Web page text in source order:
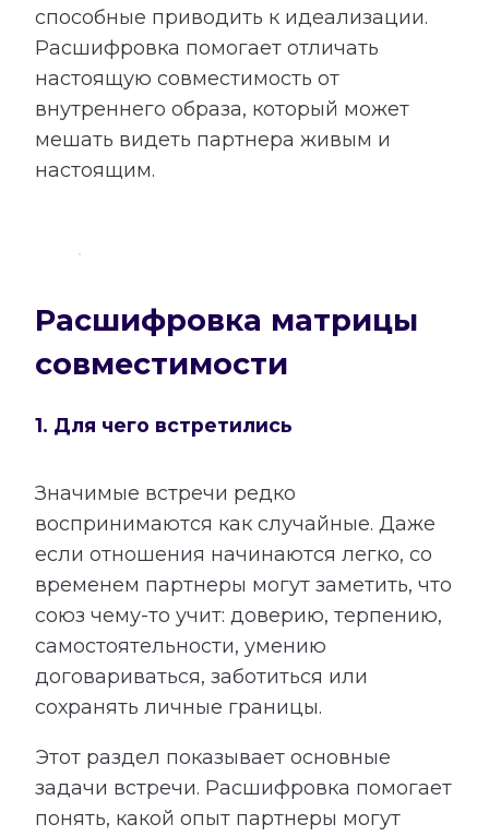
способные приводить к идеализации.
Расшифровка помогает отличать
настоящую совместимость от
внутреннего образа, который может
мешать видеть партнера живым и
настоящим.
Расшифровка матрицы
совместимости
1. Для чего встретились
Значимые встречи редко
воспринимаются как случайные. Даже
если отношения начинаются легко, со
временем партнеры могут заметить, что
союз чему-то учит: доверию, терпению,
самостоятельности, умению
договариваться, заботиться или
сохранять личные границы.
Этот раздел показывает основные
задачи встречи. Расшифровка помогает
понять, какой опыт партнеры могут